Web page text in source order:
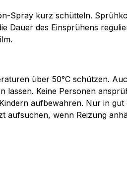
Spray kurz schütteln.
Dauer des Einsprühens
über 50°C schützen.
lassen. Keine Personen
aufbewahren. Nur in
aufsuchen, wenn Reizung